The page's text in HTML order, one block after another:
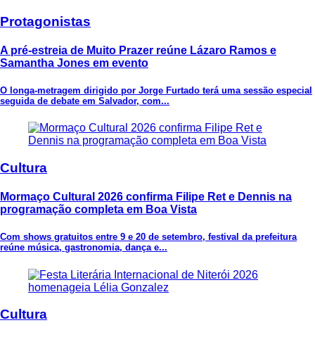
Protagonistas
A pré-estreia de Muito Prazer reúne Lázaro Ramos e
Samantha Jones em evento
O longa-metragem dirigido por Jorge Furtado terá uma sessão especial
seguida de debate em Salvador, com...
Cultura
Mormaço Cultural 2026 confirma Filipe Ret e Dennis na
programação completa em Boa Vista
Com shows gratuitos entre 9 e 20 de setembro, festival da prefeitura
reúne música, gastronomia, dança e...
Cultura